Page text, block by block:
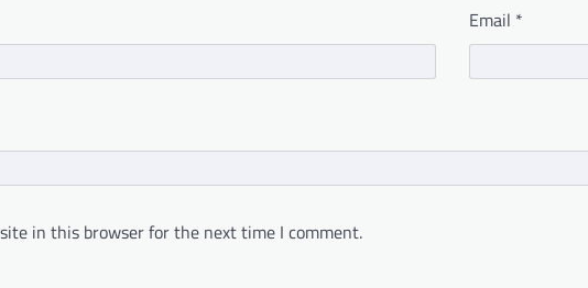
Email *
in this browser for the next time I comment.